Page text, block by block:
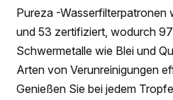
Pureza -Wasserfilterpatronen
und 53 zertifiziert, wodurch
Schwermetalle wie Blei und
Arten von Verunreinigungen
Genießen Sie bei jedem